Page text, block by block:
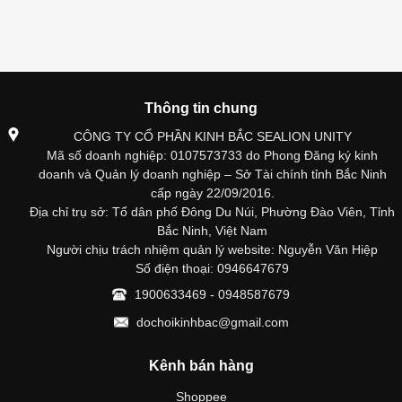
Thông tin chung
CÔNG TY CỔ PHẦN KINH BẮC SEALION UNITY
Mã số doanh nghiệp: 0107573733 do Phong Đăng ký kinh
doanh và Quản lý doanh nghiệp – Sở Tài chính tỉnh Bắc Ninh
cấp ngày 22/09/2016.
Địa chỉ trụ sở: Tổ dân phố Đông Du Núi, Phường Đào Viên, Tỉnh
Bắc Ninh, Việt Nam
Người chịu trách nhiệm quản lý website: Nguyễn Văn Hiệp
Số điện thoại: 0946647679
1900633469 - 0948587679
dochoikinhbac@gmail.com
Kênh bán hàng
Shoppee